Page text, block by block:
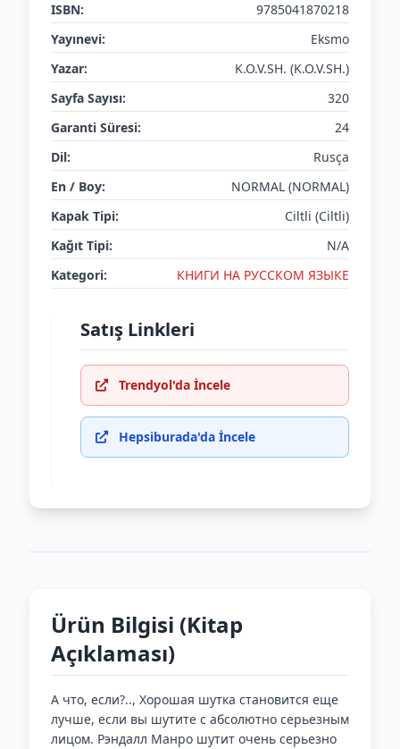
ISBN:
9785041870218
Yayınevi:
Eksmo
Yazar:
K.O.V.SH. (K.O.V.SH.)
Sayfa Sayısı:
320
Garanti Süresi:
24
Dil:
Rusça
En / Boy:
NORMAL (NORMAL)
Kapak Tipi:
Ciltli (Ciltli)
Kağıt Tipi:
N/A
Kategori:
КНИГИ НА РУССКОМ ЯЗЫКЕ
Satış Linkleri
Trendyol'da İncele
Hepsiburada'da İncele
Ürün Bilgisi (Kitap
Açıklaması)
А что, если?.., Хорошая шутка становится еще
лучше, если вы шутите с абсолютно серьезным
лицом. Рэндалл Манро шутит очень серьезно